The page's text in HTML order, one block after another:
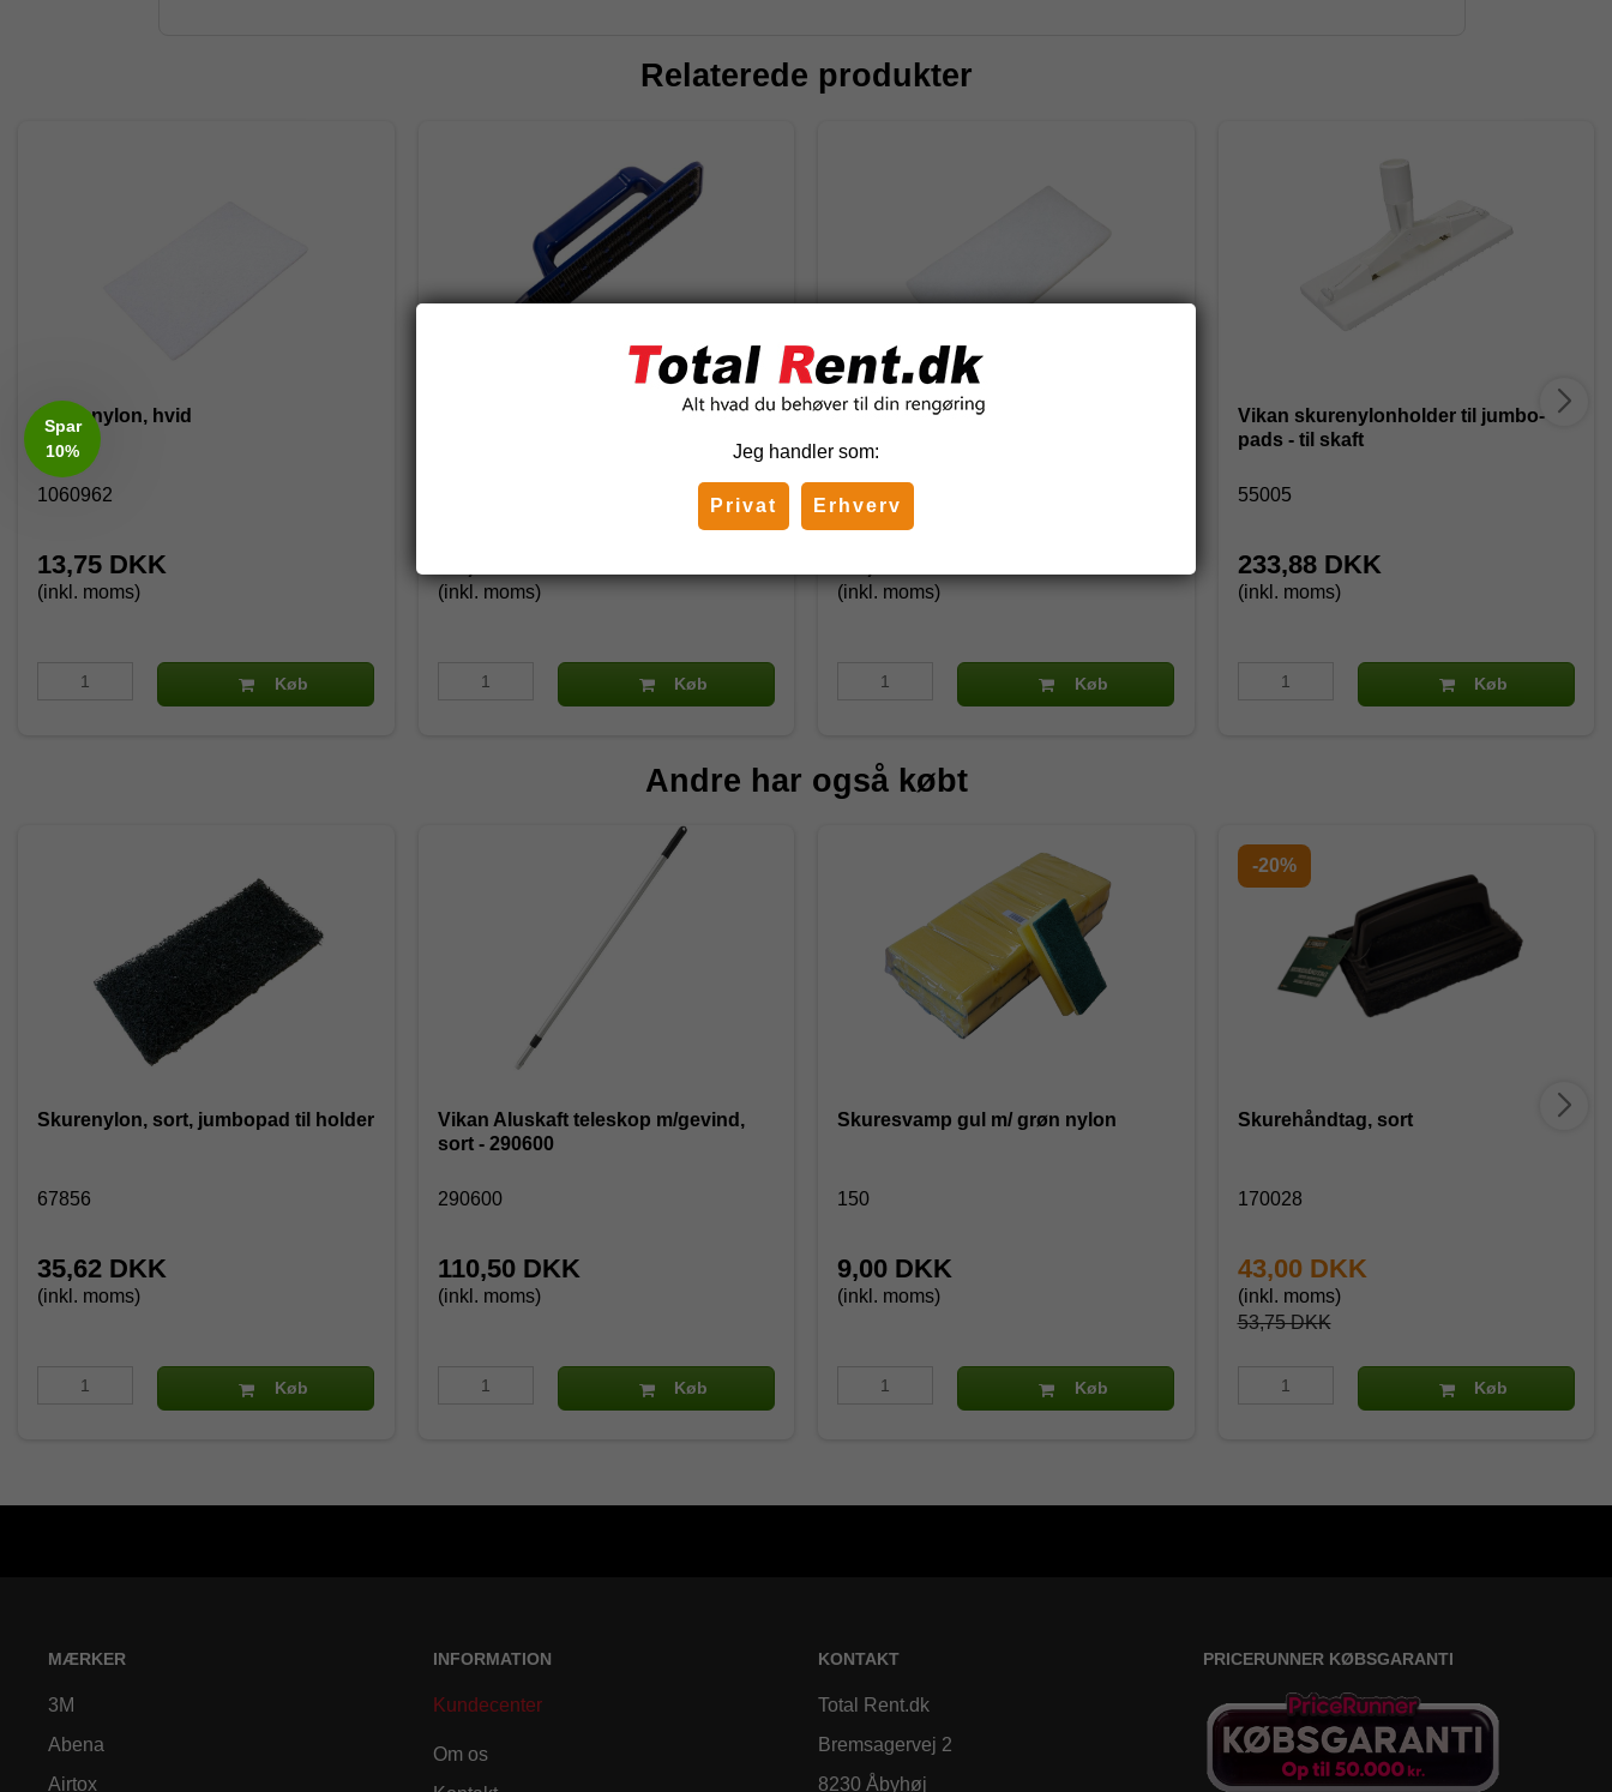
Relaterede produkter
Skurenylon, hvid
1060962
13,75 DKK
(inkl. moms)
Køb
Doodlebug holder håndmodel
(inkl. moms)
Køb
Skurenylon, hvid, jumbopad til
67850
(inkl. moms)
Køb
Vikan skurenylonholder til jumbo-
pads - til skaft
55005
233,88 DKK
(inkl. moms)
Køb
Andre har også købt
Skurenylon, sort, jumbopad til holder
67856
35,62 DKK
(inkl. moms)
Køb
Vikan Aluskaft teleskop m/gevind,
sort - 290600
290600
110,50 DKK
(inkl. moms)
Køb
Skuresvamp gul m/ grøn nylon
150
9,00 DKK
(inkl. moms)
Køb
-20%
Skurehåndtag, sort
170028
53,75 DKK
43,00 DKK
(inkl. moms)
Køb
MÆRKER
3M
Abena
Airtox
INFORMATION
Kundecenter
Om os
KONTAKT
Total Rent.dk
Bremsagervej 2
8230 Åbyhøj
PRICERUNNER KØBSGARANTI
Jeg handler som:
Privat Erhverv
Spar
10%